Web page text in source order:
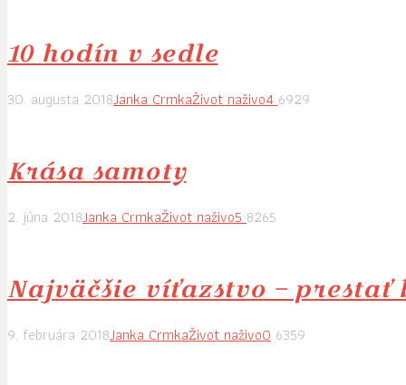
10 hodín v sedle
30. augusta 2018Janka CrmkaŽivot naživo4 6929
Krása samoty
2. júna 2018Janka CrmkaŽivot naživo5 8265
Najväčšie víťazstvo – prestať
9. februára 2018Janka CrmkaŽivot naživo0 6359